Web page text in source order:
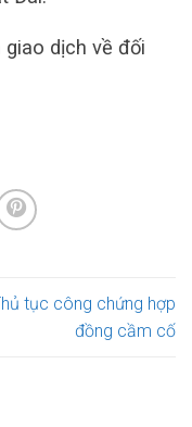
dịch về đối
tục công chứng hợp
đồng cầm cố